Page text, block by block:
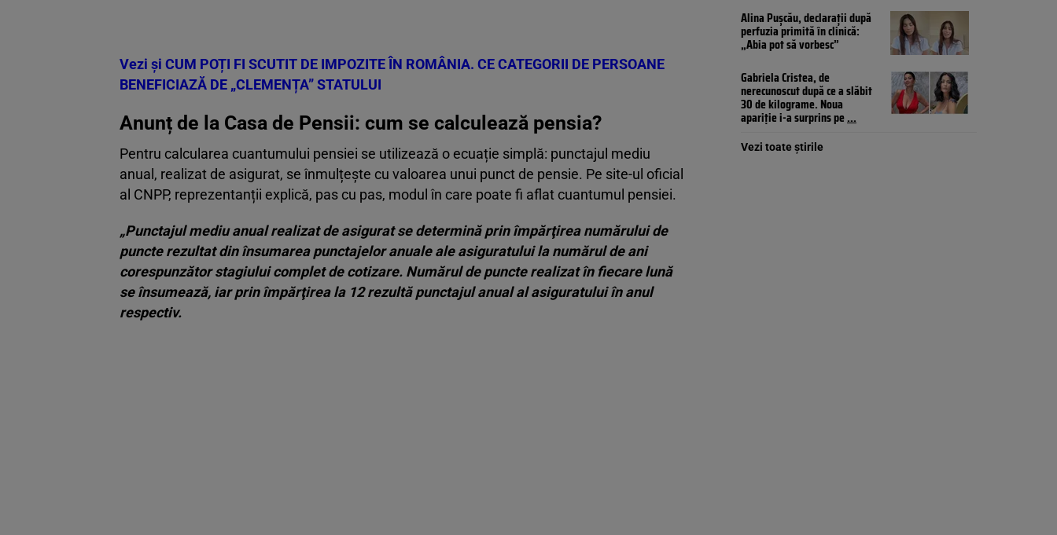
Vezi și CUM POȚI FI SCUTIT DE IMPOZITE ÎN ROMÂNIA. CE CATEGORII DE PERSOANE
BENEFICIAZĂ DE „CLEMENȚA” STATULUI
Anunț de la Casa de Pensii: cum se calculează pensia?
Pentru calcularea cuantumului pensiei se utilizează o ecuație simplă: punctajul mediu
anual, realizat de asigurat, se înmulțește cu valoarea unui punct de pensie. Pe site-ul oficial
al CNPP, reprezentanții explică, pas cu pas, modul în care poate fi aflat cuantumul pensiei.
„Punctajul mediu anual realizat de asigurat se determină prin împărţirea numărului de
puncte rezultat din însumarea punctajelor anuale ale asiguratului la numărul de ani
corespunzător stagiului complet de cotizare. Numărul de puncte realizat în fiecare lună
se însumează, iar prin împărţirea la 12 rezultă punctajul anual al asiguratului în anul
respectiv.
Alina Pușcău, declarații după
perfuzia primită în clinică:
„Abia pot să vorbesc”
Gabriela Cristea, de
nerecunoscut după ce a slăbit
30 de kilograme. Noua
apariție i-a surprins pe...
Vezi toate știrile